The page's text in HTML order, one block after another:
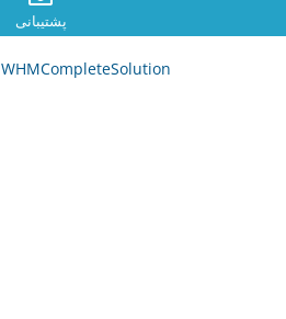
پشتیبانی
WHMCompleteSolution